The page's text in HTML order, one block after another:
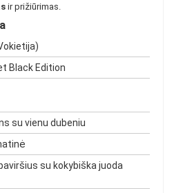
ir prižiūrimas.
Black Edition
su vienu dubeniu
su kokybiška juoda